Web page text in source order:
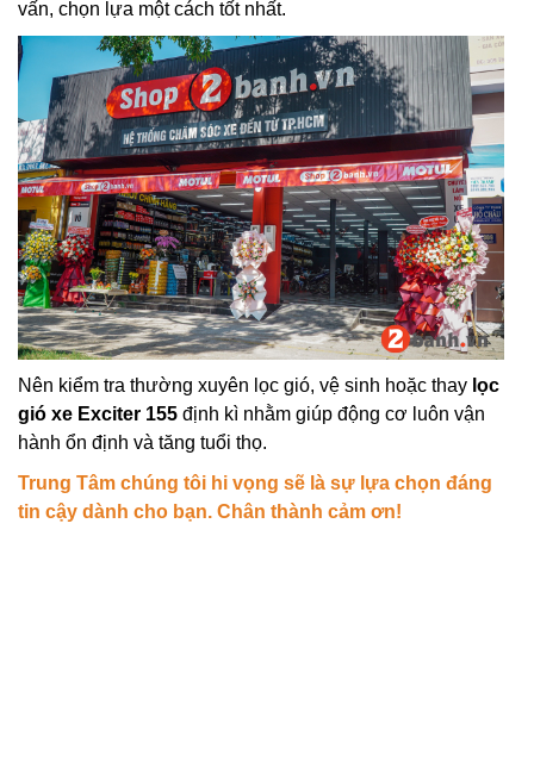
vấn, chọn lựa một cách tốt nhất.
Nên kiểm tra thường xuyên lọc gió, vệ sinh hoặc thay lọc
gió xe Exciter 155 định kì nhằm giúp động cơ luôn vận
hành ổn định và tăng tuổi thọ.
Trung Tâm chúng tôi hi vọng sẽ là sự lựa chọn đáng
tin cậy dành cho bạn. Chân thành cảm ơn!